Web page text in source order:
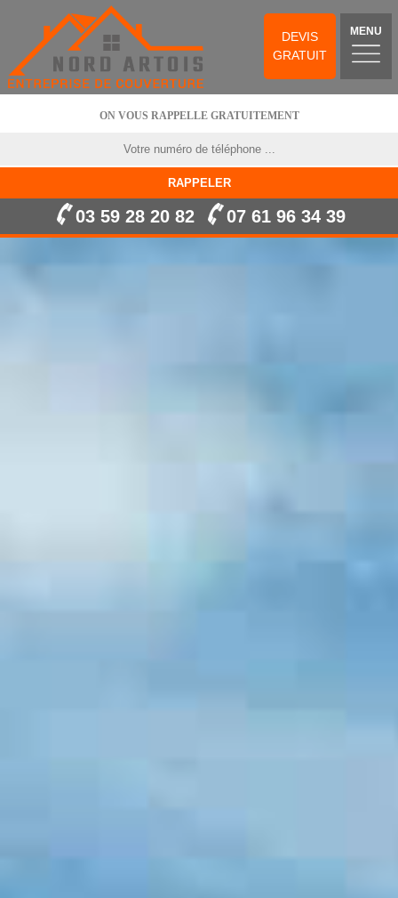
DEVIS
GRATUIT
MENU
ON VOUS RAPPELLE GRATUITEMENT
03 59 28 20 82 07 61 96 34 39